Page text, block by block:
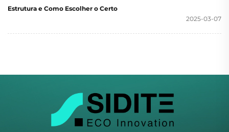
Estrutura e Como Escolher o Certo
2025-03-07